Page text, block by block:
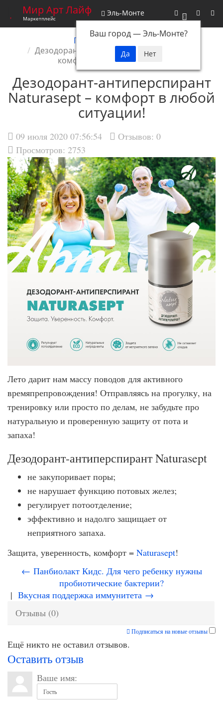
0
Мир Арт Лайф
Маркетплейс
Эль-Монте
Ваш город —Эль-Монте?
Главная
Новости
Дезодорант-антиперспирант Naturasept –
комфорт в любой ситуации!
Дезодорант-антиперспирант
Naturasept – комфорт в любой
ситуации!
09 июля 2020 07:56:54 Отзывов: 0
Просмотров: 2753
Лето дарит нам массу поводов для активного
времяпрепровождения! Отправляясь на прогулку, на
тренировку или просто по делам, не забудьте про
натуральную и проверенную защиту от пота и
запаха!
Дезодорант-антиперспирант Naturasept
не закупоривает поры;
не нарушает функцию потовых желез;
регулирует потоотделение;
эффективно и надолго защищает от
неприятного запаха.
Защита, уверенность, комфорт = Naturasept!
← Панбиолакт Кидс. Для чего ребенку нужны
пробиотические бактерии?
| Вкусная поддержка иммунитета →
Отзывы (0)
Подписаться на новые отзывы
Ещё никто не оставил отзывов.
Оставить отзыв
Ваше имя: